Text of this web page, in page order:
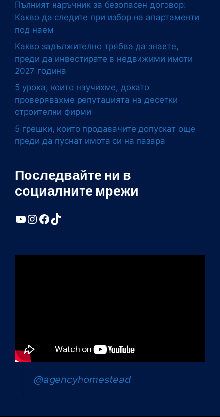
Пълният наръчник за безопасен договор:
Какво да следите при избор на апартаменти
под наем
Какво задължително трябва да знаете,
преди да инвестирате в недвижими имоти
2027 година
5 урока, които научихме, докато
проверявахме репутацията на десетки
строителни фирми
5 грешки, които продавачите допускат още
преди да пуснат имота си на пазара
Последвайте ни в
социалните мрежи
YouTube
Instagram
Facebook
TikTok
@agencyhomestead